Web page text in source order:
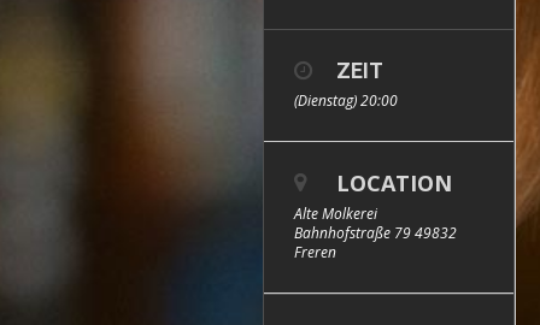
ZEIT
(Dienstag) 20:00
LOCATION
Alte Molkerei
Bahnhofstraße 79 49832
Freren